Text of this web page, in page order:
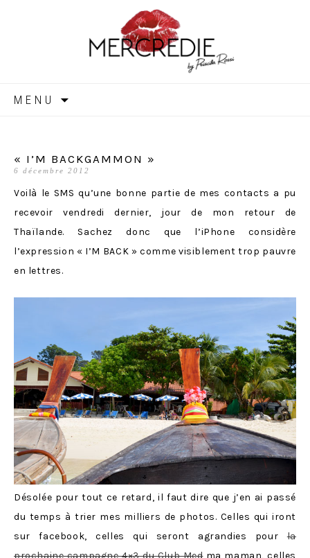
MERCREDIE
MENU
« I’M BACKGAMMON »
6 décembre 2012
Voilà le SMS qu’une bonne partie de mes contacts a pu
recevoir vendredi dernier, jour de mon retour de
Thaïlande. Sachez donc que l’iPhone considère
l’expression « I’M BACK » comme visiblement trop pauvre
en lettres.
Désolée pour tout ce retard, il faut dire que j’en ai passé
du temps à trier mes milliers de photos. Celles qui iront
sur facebook, celles qui seront agrandies pourla